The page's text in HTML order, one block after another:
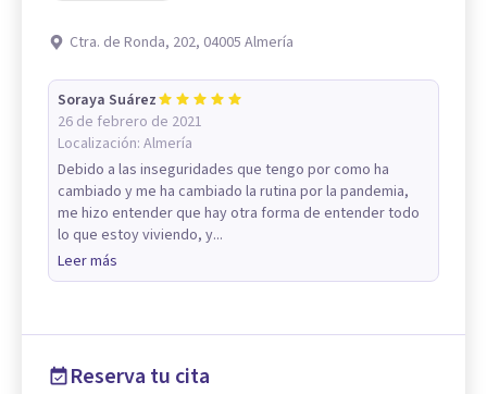
Ctra. de Ronda, 202, 04005 Almería
Soraya Suárez
26 de febrero de 2021
Localización: Almería
Debido a las inseguridades que tengo por como ha
cambiado y me ha cambiado la rutina por la pandemia,
me hizo entender que hay otra forma de entender todo
lo que estoy viviendo, y...
Leer más
Reserva tu cita